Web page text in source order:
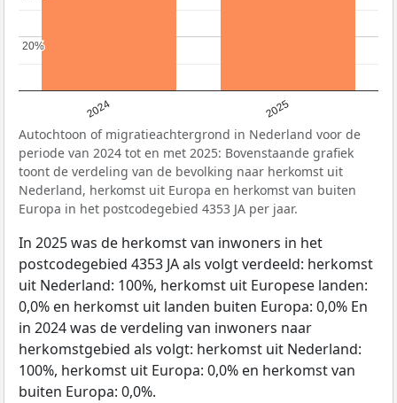
2024 2025
20%
20%
Autochtoon of migratieachtergrond in Nederland voor de
periode van 2024 tot en met 2025: Bovenstaande grafiek
toont de verdeling van de bevolking naar herkomst uit
Nederland, herkomst uit Europa en herkomst van buiten
Europa in het postcodegebied 4353 JA per jaar.
In 2025 was de herkomst van inwoners in het
postcodegebied 4353 JA als volgt verdeeld: herkomst
uit Nederland: 100%, herkomst uit Europese landen:
0,0% en herkomst uit landen buiten Europa: 0,0% En
in 2024 was de verdeling van inwoners naar
herkomstgebied als volgt: herkomst uit Nederland:
100%, herkomst uit Europa: 0,0% en herkomst van
buiten Europa: 0,0%.